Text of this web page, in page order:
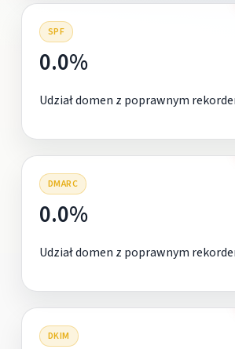
SPF
0.0%
Udział domen z poprawnym
DMARC
0.0%
Udział domen z poprawnym
DKIM